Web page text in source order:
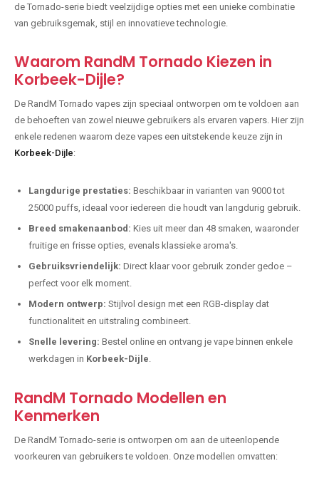
de Tornado-serie biedt veelzijdige opties met een unieke combinatie
van gebruiksgemak, stijl en innovatieve technologie.
Waarom RandM Tornado Kiezen in
Korbeek-Dijle?
De RandM Tornado vapes zijn speciaal ontworpen om te voldoen aan
de behoeften van zowel nieuwe gebruikers als ervaren vapers. Hier zijn
enkele redenen waarom deze vapes een uitstekende keuze zijn in
Korbeek-Dijle:
Langdurige prestaties: Beschikbaar in varianten van 9000 tot
25000 puffs, ideaal voor iedereen die houdt van langdurig gebruik.
Breed smakenaanbod: Kies uit meer dan 48 smaken, waaronder
fruitige en frisse opties, evenals klassieke aroma's.
Gebruiksvriendelijk: Direct klaar voor gebruik zonder gedoe –
perfect voor elk moment.
Modern ontwerp: Stijlvol design met een RGB-display dat
functionaliteit en uitstraling combineert.
Snelle levering: Bestel online en ontvang je vape binnen enkele
werkdagen in Korbeek-Dijle
RandM Tornado Modellen en
Kenmerken
De RandM Tornado-serie is ontworpen om aan de uiteenlopende
voorkeuren van gebruikers te voldoen. Onze modellen omvatten: